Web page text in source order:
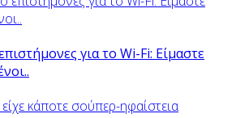
για το Wi-Fi: Είμαστε